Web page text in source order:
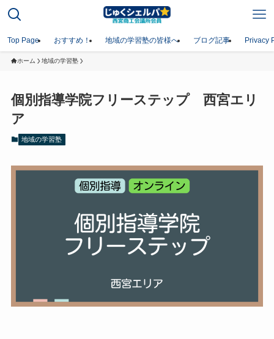
Top Page おすすめ！ 地域の学習塾の皆様へ ブログ記事 Privacy
ホーム 地域の学習塾
個別指導学院フリーステップ 西宮エリ
ア
地域の学習塾